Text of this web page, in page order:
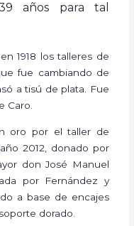
años para tal
1918 los talleres de
fue cambiando de
a tisú de plata. Fue
Caro.
oro por el taller de
2012, donado por
don José Manuel
por Fernández y
a base de encajes
dorado.